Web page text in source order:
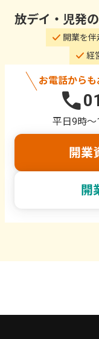
放デイ・児発
check 開業を
check 経
お電話から
call
平日9時〜
開業
開